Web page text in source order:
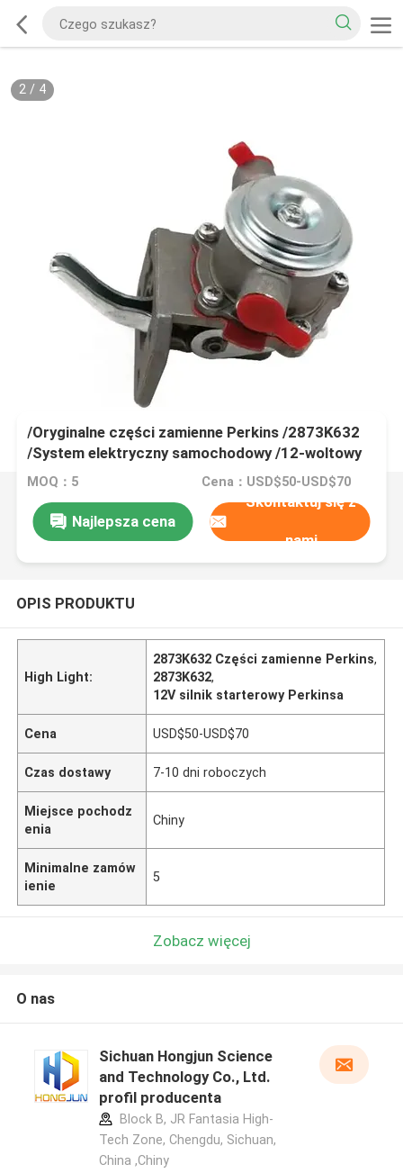
2/ 4
/Oryginalne części zamienne Perkins /2873K632
/System elektryczny samochodowy /12-woltowy
silnik startowy
MOQ：5 Cena：USD$50-USD$70
Najlepsza cena
Skontaktuj się z
nami
OPIS PRODUKTU
High Light:
2873K632 Części zamienne Perkins,
2873K632,
12V silnik starterowy Perkinsa
Cena USD$50-USD$70
Czas dostawy 7-10 dni roboczych
Miejsce pochodz
enia
Chiny
Minimalne zamów
ienie
5
Zobacz więcej
O nas
Sichuan Hongjun Science
and Technology Co., Ltd.
profil producenta
Block B, JR Fantasia High-
Tech Zone, Chengdu, Sichuan,
China ,Chiny